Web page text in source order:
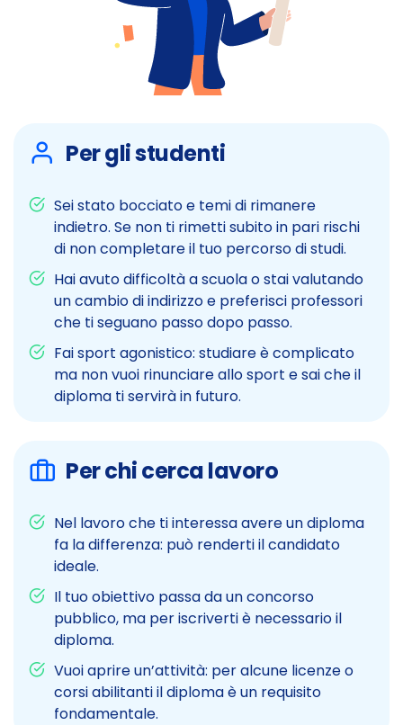
Per gli studenti
Sei stato bocciato e temi di rimanere
indietro. Se non ti rimetti subito in pari rischi
di non completare il tuo percorso di studi.
Hai avuto difficoltà a scuola o stai valutando
un cambio di indirizzo e preferisci professori
che ti seguano passo dopo passo.
Fai sport agonistico: studiare è complicato
ma non vuoi rinunciare allo sport e sai che il
diploma ti servirà in futuro.
Per chi cerca lavoro
Nel lavoro che ti interessa avere un diploma
fa la differenza: può renderti il candidato
ideale.
Il tuo obiettivo passa da un concorso
pubblico, ma per iscriverti è necessario il
diploma.
Vuoi aprire un’attività: per alcune licenze o
corsi abilitanti il diploma è un requisito
fondamentale.